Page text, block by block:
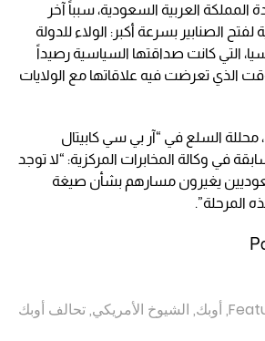
المملكة العربية السعودية، سبباً آخر
الصنابير بسرعة أكبر: الولاء للدولة
التي كانت صداقتها السياسية رصيداً
الذي تعرضت فيه علاقاتها مع الولايات
السلع في “آر بي سي كابيتال
في وكالة المخابرات المركزية: “لا توجد
يغيرون مسارهم بشأن صيغة
المرحلة”.
,أوبك, الشيوخ الأمريكي,تحالف أوبك